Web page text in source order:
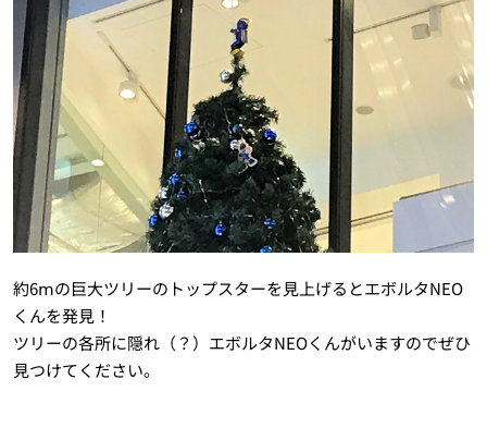
約6ⅿの巨大ツリーのトップスターを見上げるとエボルタNEO
くんを発見！
ツリーの各所に隠れ（？）エボルタNEOくんがいますのでぜひ
見つけてください。